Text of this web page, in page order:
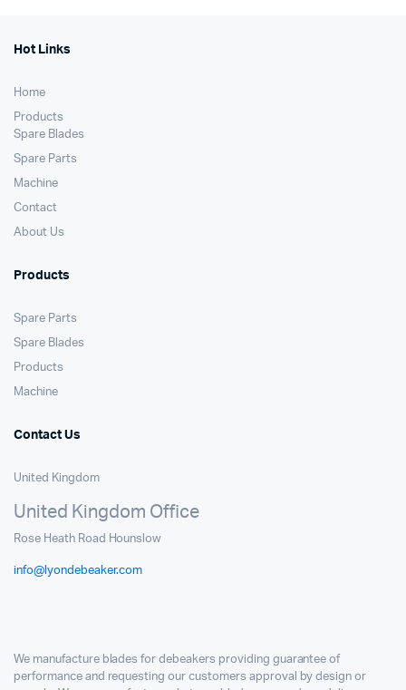
Hot Links
Home
Products
Spare Blades
Spare Parts
Machine
Contact
About Us
Products
Spare Parts
Spare Blades
Products
Machine
Contact Us
United Kingdom
United Kingdom Office
Rose Heath Road Hounslow
info@lyondebeaker.com
We manufacture blades for debeakers providing guarantee of
performance and requesting our customers approval by design or